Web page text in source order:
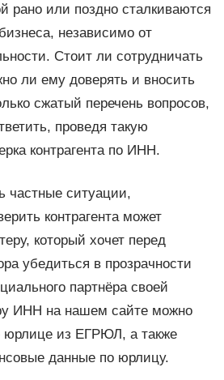
рано или поздно сталкиваются
независимо от
Стоит ли сотрудничать
ли ему доверять и вносить
сжатый перечень вопросов,
проведя такую
контрагента по ИНН.
частные ситуации,
контрагента может
который хочет перед
убедиться в прозрачности
партнёра своей
ИНН на нашем сайте можно
юрлице из ЕГРЮЛ, а также
данные по юрлицу.